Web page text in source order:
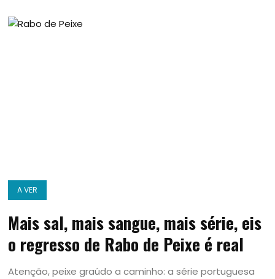
A VER
Mais sal, mais sangue, mais série, eis
o regresso de Rabo de Peixe é real
Atenção, peixe graúdo a caminho: a série portuguesa